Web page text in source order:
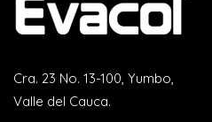
Cra. 23 No. 13-100, Yumbo,
Valle del Cauca.